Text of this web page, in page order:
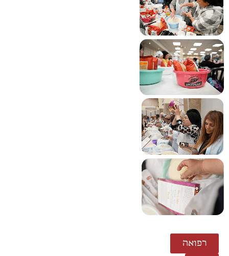
רפואה